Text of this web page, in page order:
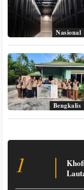
Nasional
Bengkalis
1